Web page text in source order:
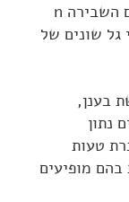
נפיצת האור מתבטאת בעובדה שמקדם השבירה n
גל שונים של
בענן,
נתון
טעות
מופיעים